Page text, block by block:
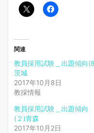
関連
教員採用試験＿出題傾向
茨城
2017年10月8日
教採情報
教員採用試験＿出題傾向
(２)青森
2017年10月2日